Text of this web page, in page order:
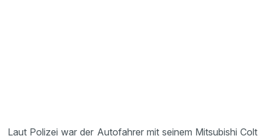
Laut Polizei war der Autofahrer mit seinem Mitsubishi Colt